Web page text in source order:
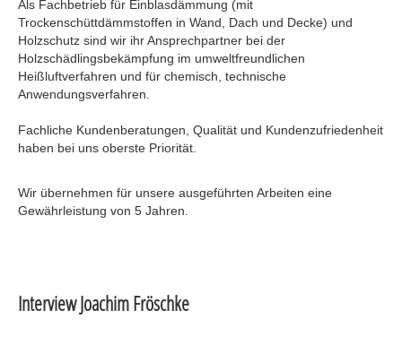
Als Fachbetrieb für Einblasdämmung (mit
Trockenschüttdämmstoffen in Wand, Dach und Decke) und
Holzschutz sind wir ihr Ansprechpartner bei der
Holzschädlingsbekämpfung im umweltfreundlichen
Heißluftverfahren und für chemisch, technische
Anwendungsverfahren.
Fachliche Kundenberatungen, Qualität und Kundenzufriedenheit
haben bei uns oberste Priorität.
Wir übernehmen für unsere ausgeführten Arbeiten eine
Gewährleistung von 5 Jahren.
Interview Joachim Fröschke